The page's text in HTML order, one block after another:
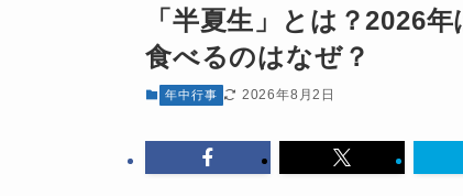
「半夏生」とは？2026
食べるのはなぜ？
年中行事 2026年8月2日